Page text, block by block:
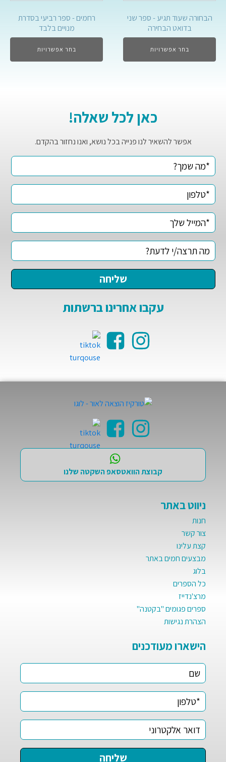
הבחורה שעוד תגיע - ספר שני
בדואט הבחירה
בחר אפשרויות
רחמים - ספר רביעי בסדרת
מנויים בלבד
בחר אפשרויות
כאן לכל שאלה!
אפשר להשאיר לנו פנייה בכל נושא, ואנו נחזור בהקדם.
עקבו אחרינו ברשתות
קבוצת הוואטסאפ השקטה שלנו
ניווט באתר
חנות
צור קשר
קצת עלינו
מבצעים חמים באתר
בלוג
כל הספרים
מרצ'נדייז
ספרים פגומים "בקטנה"
הצהרת נגישות
הישארו מעודכנים